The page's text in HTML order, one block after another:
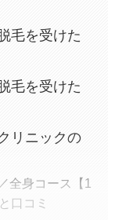
毛を受けた
毛を受けた
リニックの
全身コース【1
口コミ